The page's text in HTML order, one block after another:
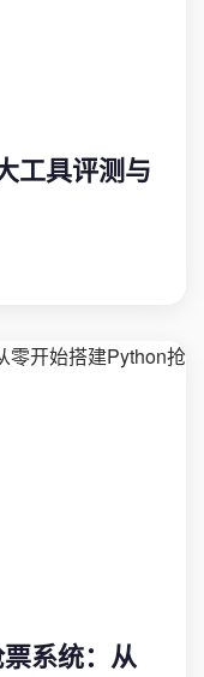
工具评测与
系统：从